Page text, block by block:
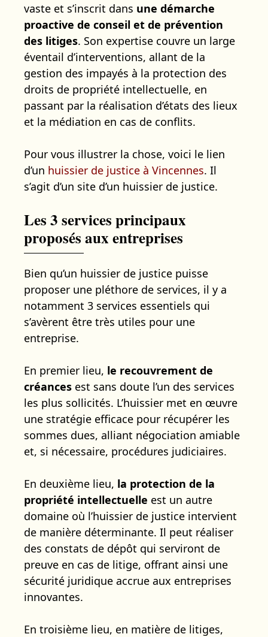
vaste et s’inscrit dans une démarche
proactive de conseil et de prévention
des litiges. Son expertise couvre un large
éventail d’interventions, allant de la
gestion des impayés à la protection des
droits de propriété intellectuelle, en
passant par la réalisation d’états des lieux
et la médiation en cas de conflits.
Pour vous illustrer la chose, voici le lien
d’un huissier de justice à Vincennes. Il
s’agit d’un site d’un huissier de justice.
Les 3 services principaux
proposés aux entreprises
Bien qu’un huissier de justice puisse
proposer une pléthore de services, il y a
notamment 3 services essentiels qui
s’avèrent être très utiles pour une
entreprise.
En premier lieu, le recouvrement de
créances est sans doute l’un des services
les plus sollicités. L’huissier met en œuvre
une stratégie efficace pour récupérer les
sommes dues, alliant négociation amiable
et, si nécessaire, procédures judiciaires.
En deuxième lieu, la protection de la
propriété intellectuelle est un autre
domaine où l’huissier de justice intervient
de manière déterminante. Il peut réaliser
des constats de dépôt qui serviront de
preuve en cas de litige, offrant ainsi une
sécurité juridique accrue aux entreprises
innovantes.
En troisième lieu, en matière de litiges,